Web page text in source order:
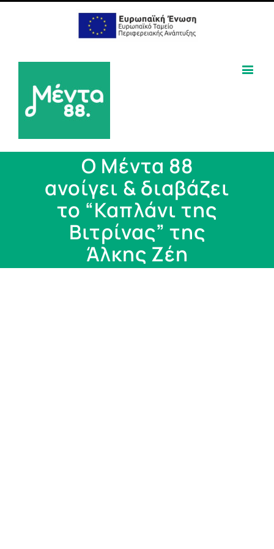
Ο Μέντα 88
ανοίγει & διαβάζει
το “Καπλάνι της
Βιτρίνας” της
Άλκης Ζέη